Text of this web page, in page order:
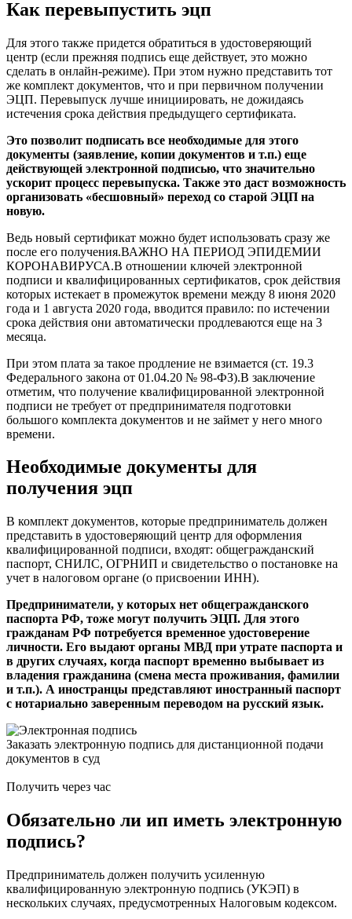
Как перевыпустить эцп
Для этого также придется обратиться в удостоверяющий
центр (если прежняя подпись еще действует, это можно
сделать в онлайн-режиме). При этом нужно представить тот
же комплект документов, что и при первичном получении
ЭЦП. Перевыпуск лучше инициировать, не дожидаясь
истечения срока действия предыдущего сертификата.
Это позволит подписать все необходимые для этого
документы (заявление, копии документов и т.п.) еще
действующей электронной подписью, что значительно
ускорит процесс перевыпуска. Также это даст возможность
организовать «бесшовный» переход со старой ЭЦП на
новую.
Ведь новый сертификат можно будет использовать сразу же
после его получения.ВАЖНО НА ПЕРИОД ЭПИДЕМИИ
КОРОНАВИРУСА.В отношении ключей электронной
подписи и квалифицированных сертификатов, срок действия
которых истекает в промежуток времени между 8 июня 2020
года и 1 августа 2020 года, вводится правило: по истечении
срока действия они автоматически продлеваются еще на 3
месяца.
При этом плата за такое продление не взимается (ст. 19.3
Федерального закона от 01.04.20 № 98-ФЗ).В заключение
отметим, что получение квалифицированной электронной
подписи не требует от предпринимателя подготовки
большого комплекта документов и не займет у него много
времени.
Необходимые документы для
получения эцп
В комплект документов, которые предприниматель должен
представить в удостоверяющий центр для оформления
квалифицированной подписи, входят: общегражданский
паспорт, СНИЛС, ОГРНИП и свидетельство о постановке на
учет в налоговом органе (о присвоении ИНН).
Предприниматели, у которых нет общегражданского
паспорта РФ, тоже могут получить ЭЦП. Для этого
гражданам РФ потребуется временное удостоверение
личности. Его выдают органы МВД при утрате паспорта и
в других случаях, когда паспорт временно выбывает из
владения гражданина (смена места проживания, фамилии
и т.п.). А иностранцы представляют иностранный паспорт
с нотариально заверенным переводом на русский язык.
Заказать электронную подпись для дистанционной подачи
документов в суд
Получить через час
Обязательно ли ип иметь электронную
подпись?
Предприниматель должен получить усиленную
квалифицированную электронную подпись (УКЭП) в
нескольких случаях, предусмотренных Налоговым кодексом.